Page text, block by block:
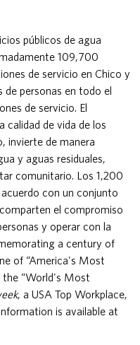
públicos de agua
109,700
de servicio en Chico y
de personas en todo el
de servicio. El
calidad de vida de los
invierte de manera
y aguas residuales,
comunitario. Los 1,200
con un conjunto
el compromiso
y operar con la
a century of
of “America's Most
the “World's Most
, a USA Top Workplace,
is available at